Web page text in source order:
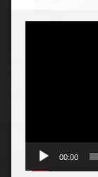
00:00